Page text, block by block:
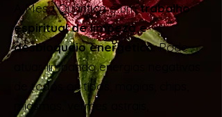
A Mesa Quântica é umtrabalho
espiritual de limpeza e
desbloqueio energético. Pode
atuar limpando energias negativas
de todos os tipos, magias, chips,
miasmas, vermes astrais,